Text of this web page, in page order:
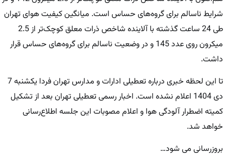
شرایط ناسالم برای گروه‌های حساس است. میانگین کیفیت هوای تهران
طی 24 ساعت گذشته با آلاینده شاخص ذرات معلق کوچک‌تر از 2.5
میکرون روی عدد 145 و در وضعیت ناسالم برای گروه‌های حساس قرار
داشت.
تا این لحظه خبری درباره تعطیلی ادارات و مدارس تهران فردا یکشنبه 7
دی 1404 اعلام نشده است. اخبار رسمی تعطیلی تهران بعد از تشکیل
کمیته اضطرار آلودگی هوا و اعلام مصوبات این جلسه اطلاع‌رسانی
خواهد شد.
بروزرسانی می شود…